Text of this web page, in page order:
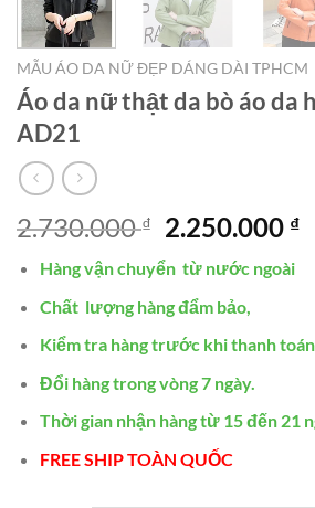
MẪU ÁO DA NỮ ĐẸP DÁNG DÀI TPHCM
Áo da nữ thật da bò áo da
AD21
2.730.000₫
Giá
gốc
là:
2.730.000 ₫.
2.250.000 ₫
Hàng vận chuyển từ nước ngoài
Chất lượng hàng đẩm bảo,
Kiểm tra hàng trước khi thanh
Đổi hàng trong vòng 7 ngày.
Thời gian nhận hàng từ 15 đến 21
FREE SHIP TOÀN QUỐC